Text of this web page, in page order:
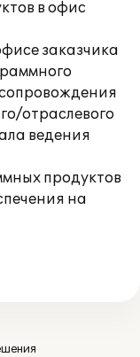
в офис
заказчика
отраслевого
ведения
продуктов
на